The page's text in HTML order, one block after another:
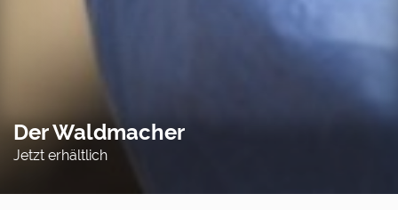
Der Waldmacher
Jetzt erhältlich